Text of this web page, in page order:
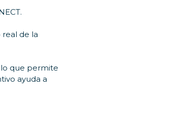
de la
que permite
ayuda a